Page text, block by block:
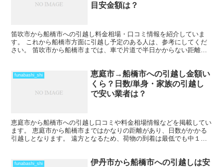
目安金額は？
笛吹市から船橋市への引越し料金相場・口コミ情報を紹介していま
す。 これから船橋市方面に引越し予定のある人は、参考にしてくだ
さい。 笛吹市から船橋市までは、車で片道で半日かからない距離に
funabashi_shi
恵庭市→船橋市への引越し金額い
くら？日数/単身・家族の引越し
で安い業者は？
恵庭市から船橋市への引越し口コミや料金相場情報などを掲載してい
ます。 恵庭市から船橋市まではかなりの距離があり、日数がかかる
引越しとなります。 遠方となるため、荷物の到着は最低でも中１日
funabashi_shi
伊丹市から船橋市への引越しは安